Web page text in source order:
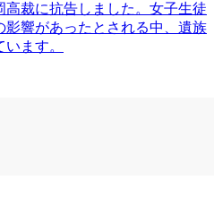
裁に抗告しました。女子生徒
影響があったとされる中、遺族
ます。